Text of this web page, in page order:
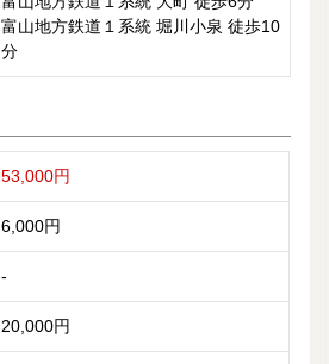
富山地方鉄道１系統 堀川小泉 徒歩10
分
53,000円
6,000円
-
20,000円